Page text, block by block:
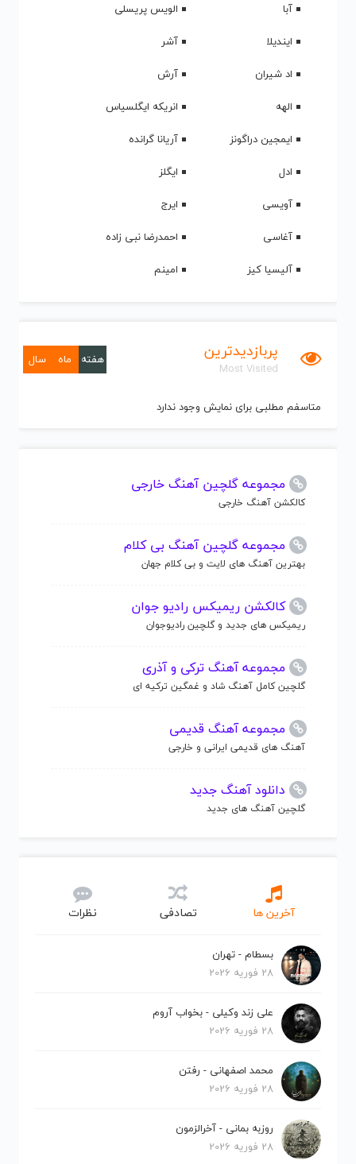
آبا
الویس پریسلی
ایندیلا
آشر
اد شیران
آرش
الهه
انریکه ایگلسیاس
ایمجین دراگونز
آریانا گرانده
ادل
ایگلز
آویسی
ایرج
آغاسی
احمدرضا نبی زاده
آلیسیا کیز
امینم
پربازدیدترین
Most Visited
هفته ماه سال
متاسفم مطلبی برای نمایش وجود ندارد
مجموعه گلچین آهنگ خارجی
کالکشن آهنگ خارجی
مجموعه گلچین آهنگ بی کلام
بهترین آهنگ های لایت و بی کلام جهان
کالکشن ریمیکس رادیو جوان
ریمیکس های جدید و گلچین رادیوجوان
مجموعه آهنگ ترکی و آذری
گلچین کامل آهنگ شاد و غمگین ترکیه ای
مجموعه آهنگ قدیمی
آهنگ های قدیمی ایرانی و خارجی
دانلود آهنگ جدید
گلچین آهنگ های جدید
آخرین ها تصادفی نظرات
بسطام - تهران
28 فوریه 2026
علی زند وکیلی - بخواب آروم
28 فوریه 2026
محمد اصفهانی - رفتن
28 فوریه 2026
روزبه بمانی - آخرالزمون
28 فوریه 2026